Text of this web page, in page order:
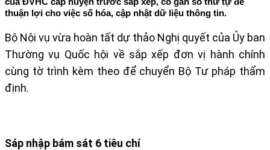
thuận lợi cho việc số hóa, cập nhật dữ liệu thông tin.
Bộ Nội vụ vừa hoàn tất dự thảo Nghị quyết của Ủy ban
Thường vụ Quốc hội về sắp xếp đơn vị hành chính
cùng tờ trình kèm theo để chuyển Bộ Tư pháp thẩm
định.
Sáp nhập bám sát 6 tiêu chí